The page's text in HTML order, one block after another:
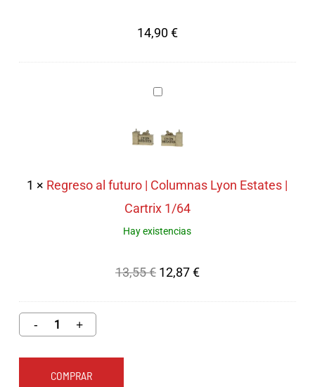
Wheels
Premium
1/64
14,90€
Regreso
futuro
Columnas
Lyon
Estates
Cartrix
1/64
1 × Regreso al futuro | Columnas Lyon Estates |
Cartrix 1/64
Hay existencias
13,55€ El
12,87€El
COMPRAR